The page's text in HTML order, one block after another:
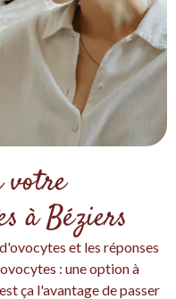
votre
à Béziers
et les réponses
: une option à
ça l'avantage de passer